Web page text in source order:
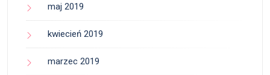
maj 2019
kwiecień 2019
marzec 2019